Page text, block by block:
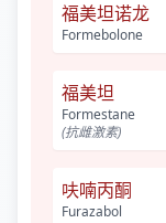
福美坦诺龙
Formebolone
福美坦
Formestane
(抗雌激素)
呋喃丙酮
Furazabol